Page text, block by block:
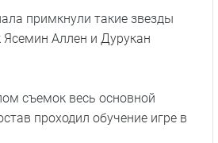
примкнули такие звезды
Ясемин Аллен и Дурукан
съемок весь основной
проходил обучение игре в